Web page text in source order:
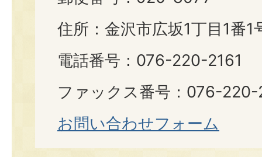
住所：金沢市広坂1丁目1番1
電話番号：076-220-2161
ファックス番号：076-
お問い合わせフォーム